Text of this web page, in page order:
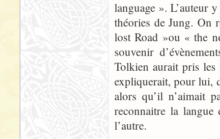
language ». L’auteur
théories de Jung. On
lost Road »ou « the
souvenir
Tolkien aurait pris les
expliquerait, pour lui,
alors qu’il n’aimait
reconnaitre la langue
l’autre.